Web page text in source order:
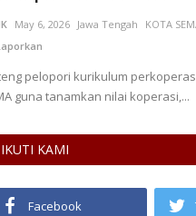
May 6, 2026 Jawa Tengah KOTA
pelopori kurikulum
guna tanamkan nilai koperasi,...
IKUTI KAMI
Facebook